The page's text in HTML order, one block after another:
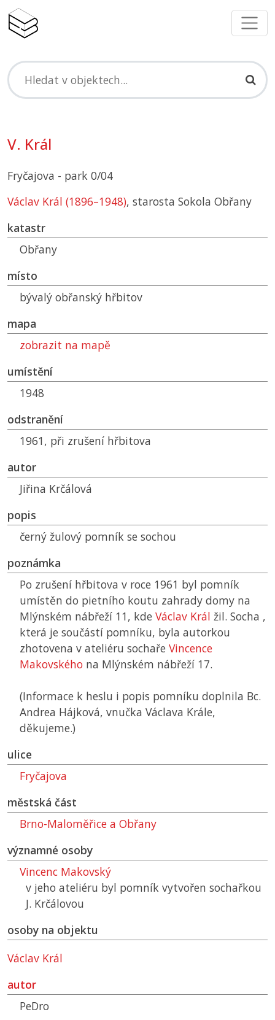
V. Král
Fryčajova - park 0/04
Václav Král (1896–1948), starosta Sokola Obřany
katastr
Obřany
místo
bývalý obřanský hřbitov
mapa
zobrazit na mapě
umístění
1948
odstranění
1961, při zrušení hřbitova
autor
Jiřina Krčálová
popis
černý žulový pomník se sochou
poznámka
Po zrušení hřbitova v roce 1961 byl pomník
umístěn do pietního koutu zahrady domy na
Mlýnském nábřeží 11, kde Václav Král žil. Socha ,
která je součástí pomníku, byla autorkou
zhotovena v ateliéru sochaře Vincence
Makovského na Mlýnském nábřeží 17.
(Informace k heslu i popis pomníku doplnila Bc.
Andrea Hájková, vnučka Václava Krále,
děkujeme.)
ulice
Fryčajova
městská část
Brno-Maloměřice a Obřany
významné osoby
Vincenc Makovský
v jeho ateliéru byl pomník vytvořen sochařkou
J. Krčálovou
osoby na objektu
Václav Král
autor
PeDro